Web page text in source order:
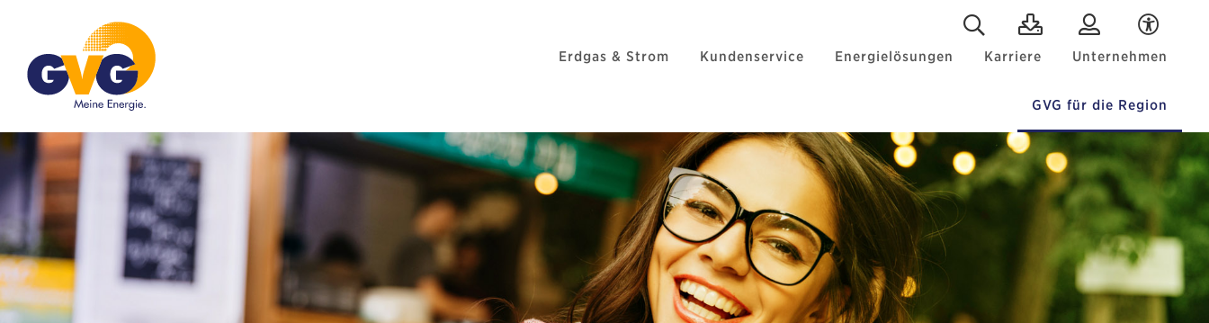
Erdgas & Strom Kundenservice Energielösungen Karriere Unternehmen
GVG für die Region